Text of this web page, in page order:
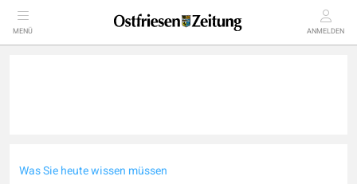
MENÜ ANMELDEN
Was Sie heute wissen müssen